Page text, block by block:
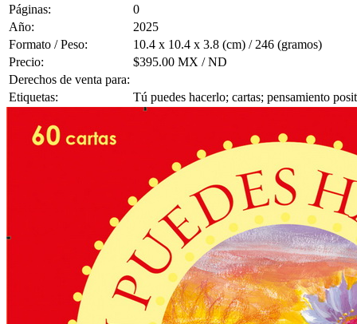
Páginas:
0
Año:
2025
Formato / Peso:
10.4 x 10.4 x 3.8 (cm) / 246 (gramos)
Precio:
$395.00 MX / ND
Derechos de venta para:
Etiquetas:
Tú puedes hacerlo; cartas; pensamiento